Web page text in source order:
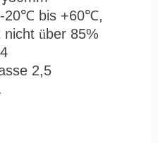
20℃ bis +60℃,
nicht über 85%
4
2,5